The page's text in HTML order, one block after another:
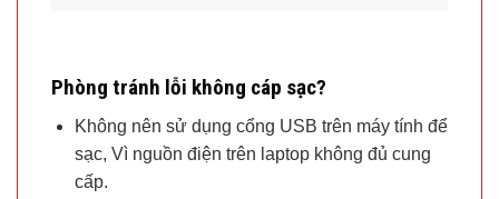
Phòng tránh lỗi không cáp sạc?
Không nên sử dụng cổng USB trên máy tính để
sạc, Vì nguồn điện trên laptop không đủ cung
cấp.